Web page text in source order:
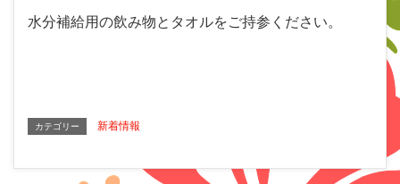
水分補給用の飲み物とタオルをご持参ください。
カテゴリー 新着情報